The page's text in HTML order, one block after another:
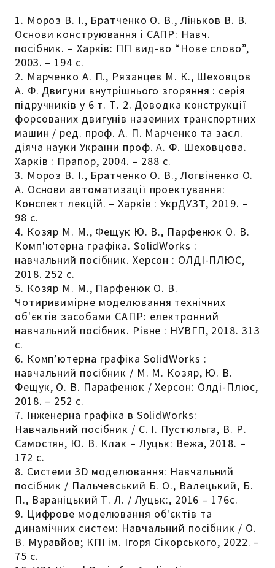
1. Мороз В. І., Братченко О. В., Ліньков В. В.
Основи конструювання і САПР: Навч.
посібник. – Харків: ПП вид-во “Нове слово”,
2003. – 194 с.
2. Марченко А. П., Рязанцев М. К., Шеховцов
А. Ф. Двигуни внутрішнього згоряння : серія
підручників у 6 т. Т. 2. Доводка конструкції
форсованих двигунів наземних транспортних
машин / ред. проф. А. П. Марченко та засл.
діяча науки України проф. А. Ф. Шеховцова.
Харків : Прапор, 2004. – 288 с.
3. Мороз В. І., Братченко О. В., Логвіненко О.
А. Основи автоматизації проектування:
Конспект лекцій. – Харків : УкрДУЗТ, 2019. –
98 с.
4. Козяр М. М., Фещук Ю. В., Парфенюк О. В.
Комп'ютерна графіка. SolidWorks :
навчальний посібник. Херсон : ОЛДІ-ПЛЮС,
2018. 252 с.
5. Козяр М. М., Парфенюк О. В.
Чотиривимірне моделювання технічних
об'єктів засобами САПР: електронний
навчальний посібник. Рівне : НУВГП, 2018. 313
с.
6. Комп’ютерна графіка SolidWorks :
навчальний посібник / М. М. Козяр, Ю. В.
Фещук, О. В. Парафенюк / Херсон: Олді-Плюс,
2018. – 252 с.
7. Інженерна графіка в SolidWorks:
Навчальний посібник / С. І. Пустюльга, В. Р.
Самостян, Ю. В. Клак – Луцьк: Вежа, 2018. –
172 с.
8. Системи 3D моделювання: Навчальний
посібник / Пальчевський Б. О., Валецький, Б.
П., Вараніцький Т. Л. / Луцьк:, 2016 – 176с.
9. Цифрове моделювання об'єктів та
динамічних систем: Навчальний посібник / О.
В. Муравйов; КПІ ім. Ігоря Сікорського, 2022. –
75 с.